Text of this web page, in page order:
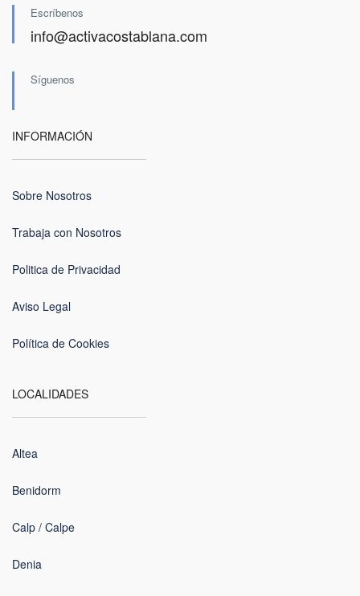
Escríbenos
info@activacostablana.com
Síguenos
INFORMACIÓN
Sobre Nosotros
Trabaja con Nosotros
Politica de Privacidad
Aviso Legal
Política de Cookies
LOCALIDADES
Altea
Benidorm
Calp / Calpe
Denia